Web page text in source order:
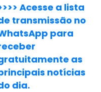
Acesse a lista
transmissão no
para
as
notícias
dia.